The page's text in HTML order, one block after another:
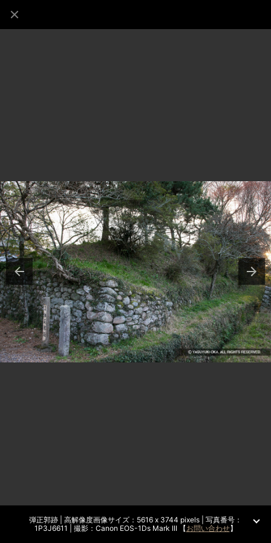
弾正郭跡 | 高解像度画像サイズ：5616 x 3744 pixels | 写真番号：
1P3J6611 | 撮影：Canon EOS-1Ds Mark III 【お問い合わせ】